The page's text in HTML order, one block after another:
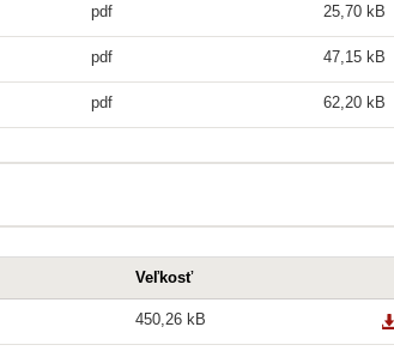
pdf 25,70 kB
pdf 47,15 kB
pdf 62,20 kB
Veľkosť
450,26 kB